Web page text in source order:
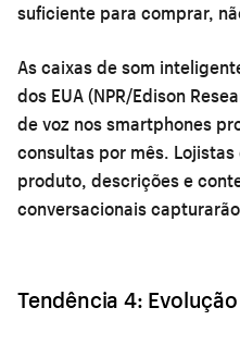
suficiente para comprar,
As caixas de som
dos EUA (NPR/Edison
de voz nos smartphones
consultas por mês.
produto, descrições e
conversacionais
Tendência 4: